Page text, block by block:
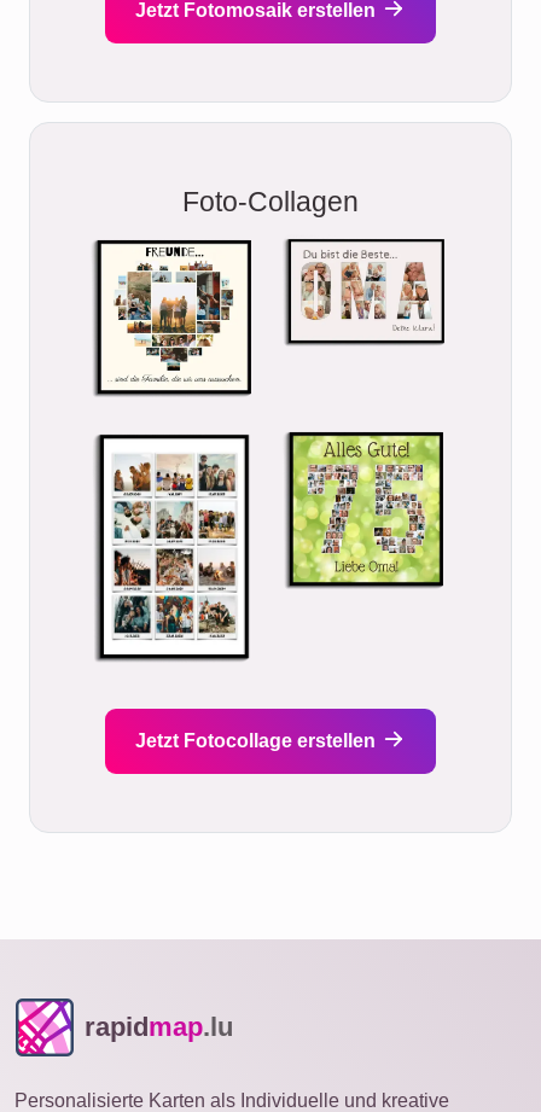
Jetzt Fotomosaik erstellen
Foto-Collagen
Jetzt Fotocollage erstellen
rapidmap.lu
Personalisierte Karten als Individuelle und kreative